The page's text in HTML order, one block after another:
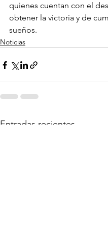
quienes cuentan con el
obtener la victoria y de
sueños.
Noticias
Entradas recientes